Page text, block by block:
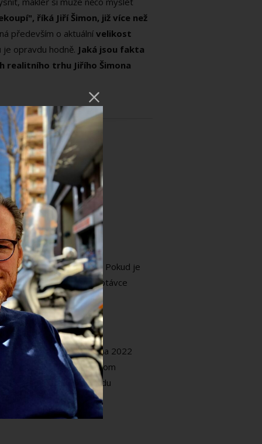
říká Jiří Šimon, již více než
především o aktuální velikost
je opravdu hodně. Jaká jsou fakta
realitního trhu Jiřího Šimona
trhu. S největší
a ti určují pravidla. Pokud je
že ceny díky velké poptávce
svém zasedání 16. června 2022
o finanční stabilitě přitom
bydlení z pohledu